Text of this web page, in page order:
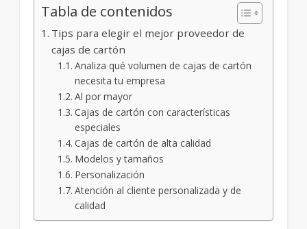
Tabla de contenidos
Tips para elegir el mejor proveedor de
cajas de cartón
Analiza qué volumen de cajas de cartón
necesita tu empresa
Al por mayor
Cajas de cartón con características
especiales
Cajas de cartón de alta calidad
Modelos y tamaños
Personalización
Atención al cliente personalizada y de
calidad